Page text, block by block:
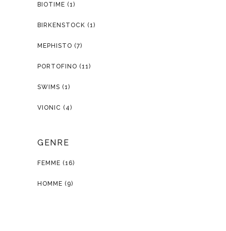
BIOTIME (1)
BIRKENSTOCK (1)
MEPHISTO (7)
PORTOFINO (11)
SWIMS (1)
VIONIC (4)
GENRE
FEMME (16)
HOMME (9)